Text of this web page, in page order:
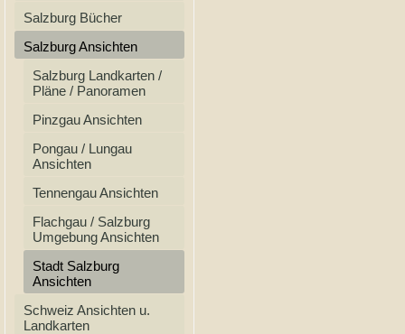
Salzburg Bücher
Salzburg Ansichten
Salzburg Landkarten /
Pläne / Panoramen
Pinzgau Ansichten
Pongau / Lungau
Ansichten
Tennengau Ansichten
Flachgau / Salzburg
Umgebung Ansichten
Stadt Salzburg
Ansichten
Schweiz Ansichten u.
Landkarten